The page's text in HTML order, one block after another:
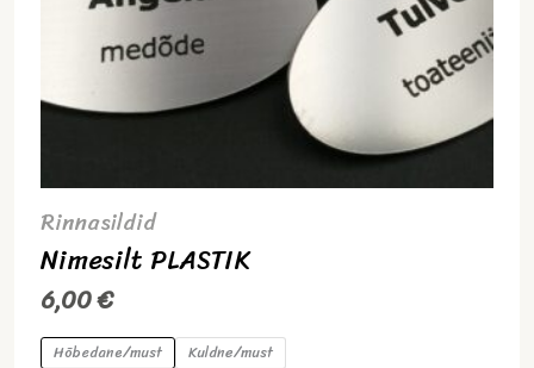
Rinnasildid
Nimesilt PLASTIK
6,00€
Hõbedane/must
Kuldne/must